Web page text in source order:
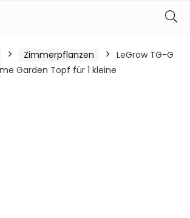
Zimmerpflanzen
LeGrow TG-G
Garden Topf für 1 kleine